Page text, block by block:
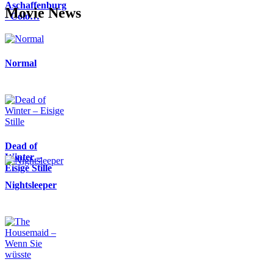
Aschaffenburg
- Colo…
Movie News
Normal
Dead of
Winter –
Eisige Stille
Nightsleeper